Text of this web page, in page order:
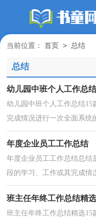
当前位置： 首页 > 总结
总结
幼儿园中班个人工作总
幼儿园中班个人工作总结
完成情况进行一次全面系统
顺知识结构，突出重点，突
年度企业员工工作总结
年度企业员工工作总结总结
段的学习、工作或其完成情
性认识的一种书面材料，它
班主任年终工作总结精
班主任年终工作总结精选